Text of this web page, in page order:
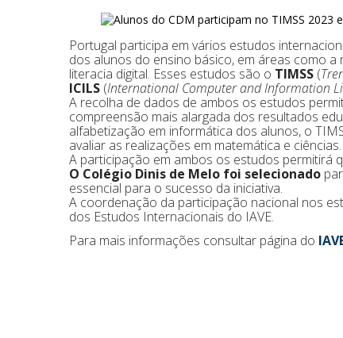
Portugal participa em vários estudos
dos alunos do ensino básico, em áreas como
literacia digital. Esses estudos são o TIMSS (
ICILS (International Computer and Information
A recolha de dados de ambos os estudos
compreensão mais alargada dos resultados
alfabetização em informática dos alunos, o
avaliar as realizações em matemática e ciências.
A participação em ambos os estudos permitirá
O Colégio Dinis de Melo foi selecionado
essencial para o sucesso da iniciativa.
A coordenação da participação nacional nos
dos Estudos Internacionais do IAVE.
Para mais informações consultar página do